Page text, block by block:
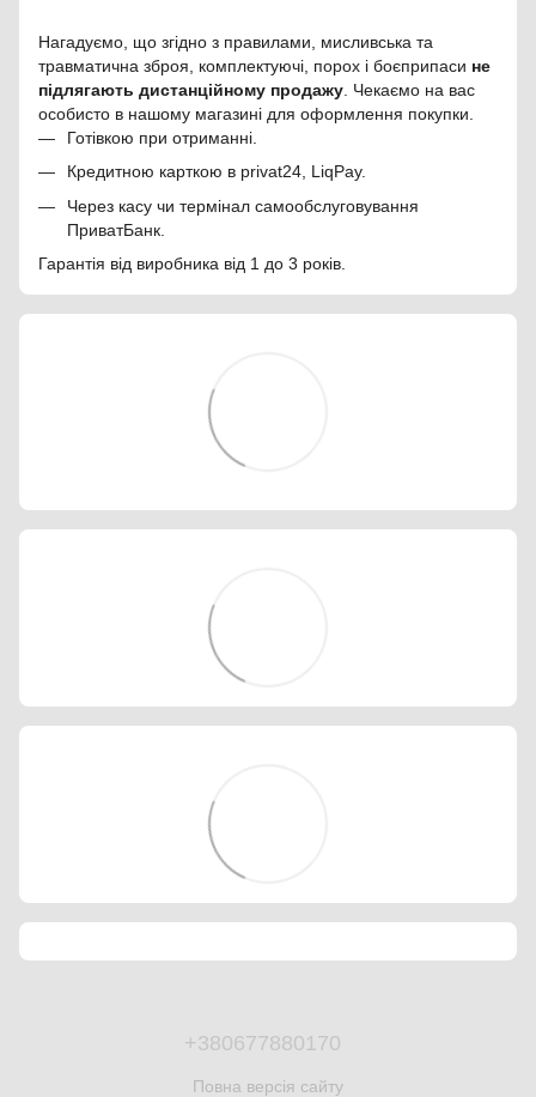
Нагадуємо, що згідно з правилами, мисливська та
травматична зброя, комплектуючі, порох і боєприпаси не
підлягають дистанційному продажу . Чекаємо на вас
особисто в нашому магазині для оформлення покупки.
Готівкою при отриманні.
Кредитною карткою в privat24, LiqPay.
Через касу чи термінал самообслуговування
ПриватБанк.
Гарантія від виробника від 1 до 3 років.
+380677880170
Повна версія сайту